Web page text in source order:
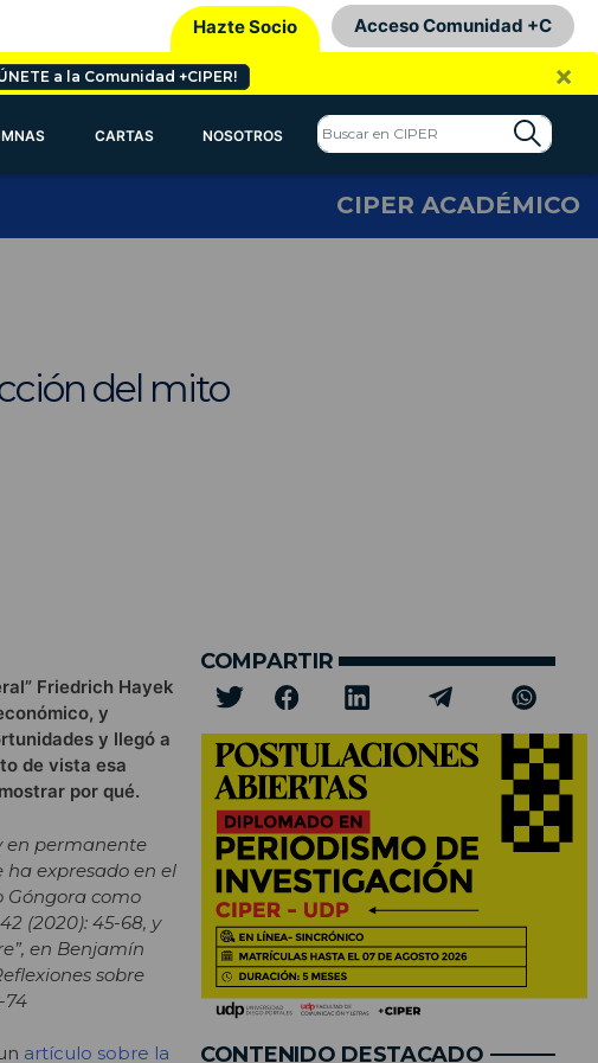
Hazte Socio Acceso Comunidad +C
a la Comunidad +CIPER! ×
CARTAS NOSOTROS
CIPER ACADÉMICO
del mito
Friedrich Hayek
y
y llegó a
de vista esa
por qué.
en permanente
ha expresado en el
Góngora como
(2020): 45-68, y
en Benjamín
sobre
74
artículo sobre la
COMPARTIR
CONTENIDO DESTACADO